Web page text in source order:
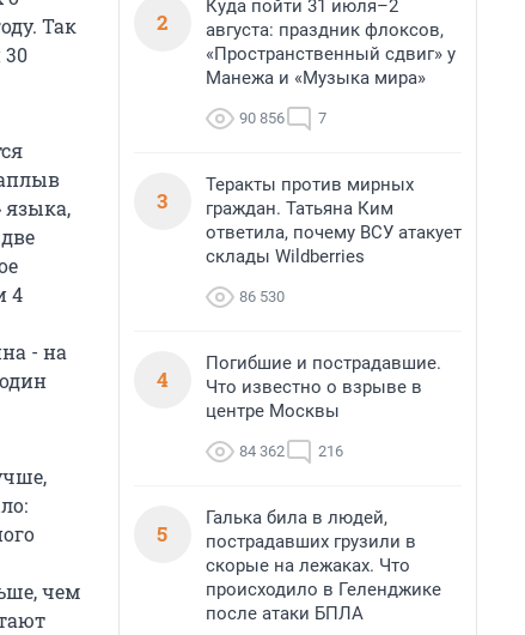
Так
30
языка,
4
- на
чем
2
Куда пойти 31 июля–2
августа: праздник флоксов,
«Пространственный сдвиг» у
Манежа и «Музыка мира»
90 856 7
3
Теракты против мирных
граждан. Татьяна Ким
ответила, почему ВСУ атакует
склады Wildberries
86 530
4
Погибшие и пострадавшие.
Что известно о взрыве в
центре Москвы
84 362 216
5
Галька била в людей,
пострадавших грузили в
скорые на лежаках. Что
происходило в Геленджике
после атаки БПЛА